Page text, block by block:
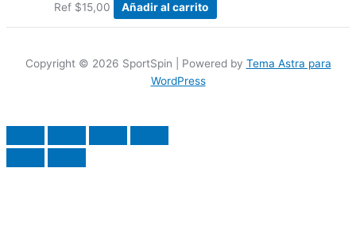
Ref $15,00 Añadir al carrito
Copyright © 2026 SportSpin | Powered by Tema Astra para
WordPress